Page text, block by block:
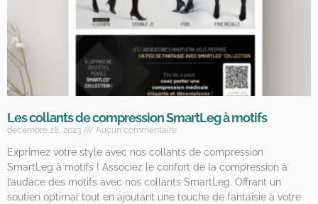
Les collants de compression SmartLeg à motifs
décembre 28, 2023 Aucun commentaire
Exprimez votre style avec nos collants de compression
SmartLeg à motifs ! Associez le confort de la compression à
l’audace des motifs avec nos collants SmartLeg. Offrant un
soutien optimal tout en ajoutant une touche de fantaisie à votre